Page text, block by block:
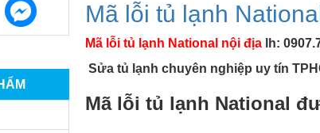
Mã lỗi tủ lạnh
Mã lỗi tủ lạnh National nội địa lh:
Sửa tủ lạnh chuyên nghiệp uy tín
Mã lỗi tủ lạnh National